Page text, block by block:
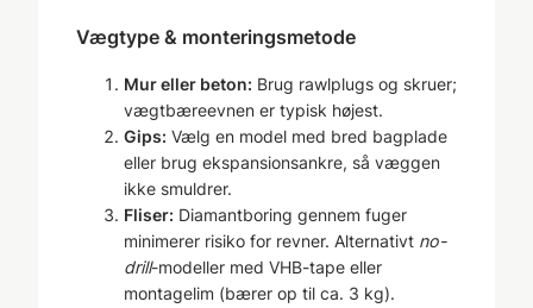
Vægtype & monteringsmetode
Mur eller beton: Brug rawlplugs og skruer;
vægtbæreevnen er typisk højest.
Gips: Vælg en model med bred bagplade
eller brug ekspansionsankre, så væggen
ikke smuldrer.
Fliser: Diamantboring gennem fuger
minimerer risiko for revner. Alternativt no-
drill-modeller med VHB-tape eller
montagelim (bærer op til ca. 3 kg).